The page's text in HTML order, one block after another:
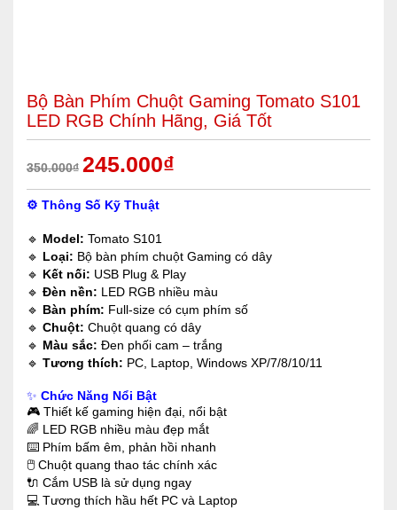
Bộ Bàn Phím Chuột Gaming Tomato S101
LED RGB Chính Hãng, Giá Tốt
350.000₫ 245.000₫
⚙️ Thông Số Kỹ Thuật
🔹 Model: Tomato S101
🔹 Loại: Bộ bàn phím chuột Gaming có dây
🔹 Kết nối: USB Plug & Play
🔹 Đèn nền: LED RGB nhiều màu
🔹 Bàn phím: Full-size có cụm phím số
🔹 Chuột: Chuột quang có dây
🔹 Màu sắc: Đen phối cam – trắng
🔹 Tương thích: PC, Laptop, Windows XP/7/8/10/11
✨ Chức Năng Nổi Bật
🎮 Thiết kế gaming hiện đại, nổi bật
🌈 LED RGB nhiều màu đẹp mắt
⌨️ Phím bấm êm, phản hồi nhanh
🖱️ Chuột quang thao tác chính xác
🔌 Cắm USB là sử dụng ngay
💻 Tương thích hầu hết PC và Laptop